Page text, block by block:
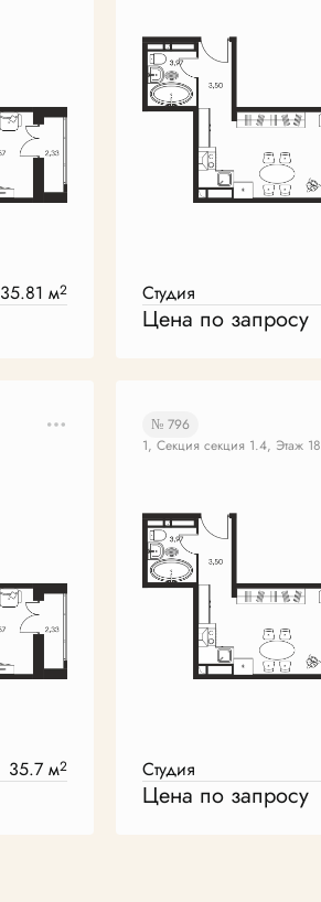
35.81 м2 Студия
Цена по запросу
35.7 м2
№ 796
1, Секция секция 1.4, Этаж 18
Студия
Цена по запросу